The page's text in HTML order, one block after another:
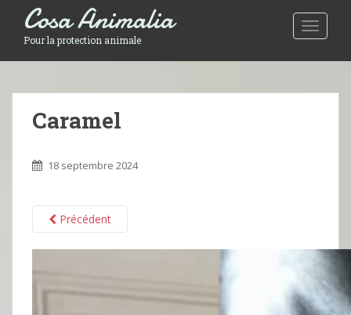
Toggle
Cosa Animalia
Pour la protection animale
Caramel
18 septembre 2024
Précédent